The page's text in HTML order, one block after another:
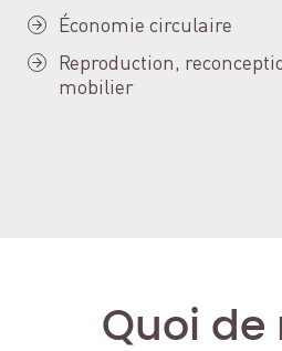
Économie circulaire
Reproduction,
mobilier
Quoi de